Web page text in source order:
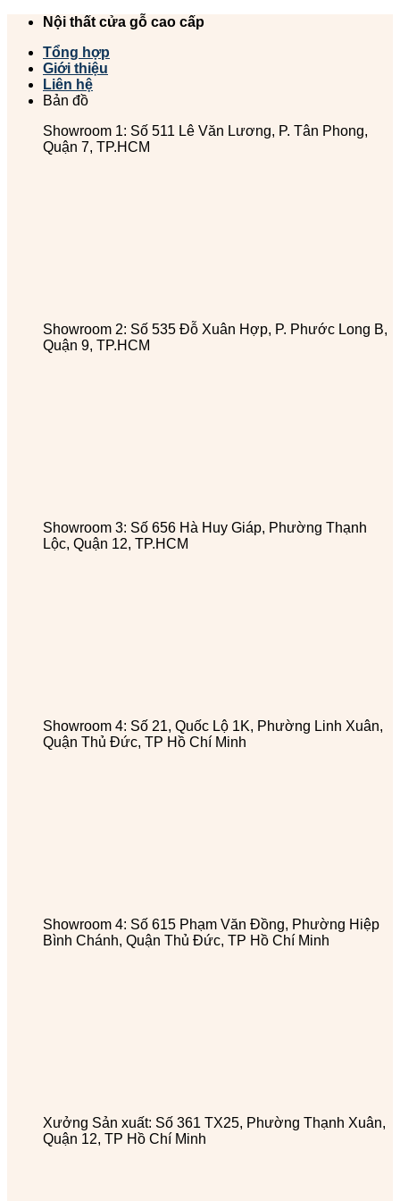
Chuyển
dung
Nội thất cửa gỗ cao cấp
Tổng hợp
Giới thiệu
Liên hệ
Bản đồ
Showroom 1: Số 511 Lê Văn Lương, P. Tân Phong,
Quận 7, TP.HCM
Showroom 2: Số 535 Đỗ Xuân Hợp, P. Phước Long B,
Quận 9, TP.HCM
Showroom 3: Số 656 Hà Huy Giáp, Phường Thạnh
Lộc, Quận 12, TP.HCM
Showroom 4: Số 21, Quốc Lộ 1K, Phường Linh Xuân,
Quận Thủ Đức, TP Hồ Chí Minh
Showroom 4: Số 615 Phạm Văn Đồng, Phường Hiệp
Bình Chánh, Quận Thủ Đức, TP Hồ Chí Minh
Xưởng Sản xuất: Số 361 TX25, Phường Thạnh Xuân,
Quận 12, TP Hồ Chí Minh